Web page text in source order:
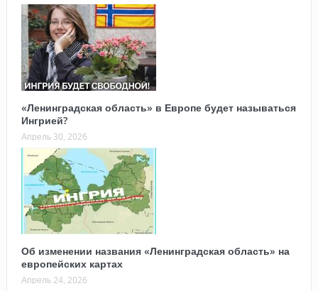
«Ленинградская область» в Европе будет называться
Ингрией?
Апрель 30, 2026
Об изменении названия «Ленинградская область» на
европейских картах
Апрель 24, 2026